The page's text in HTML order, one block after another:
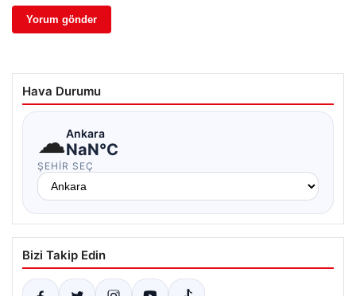
Hava Durumu
☁Ankara
NaN°C
ŞEHIR SEÇ
Bizi Takip Edin